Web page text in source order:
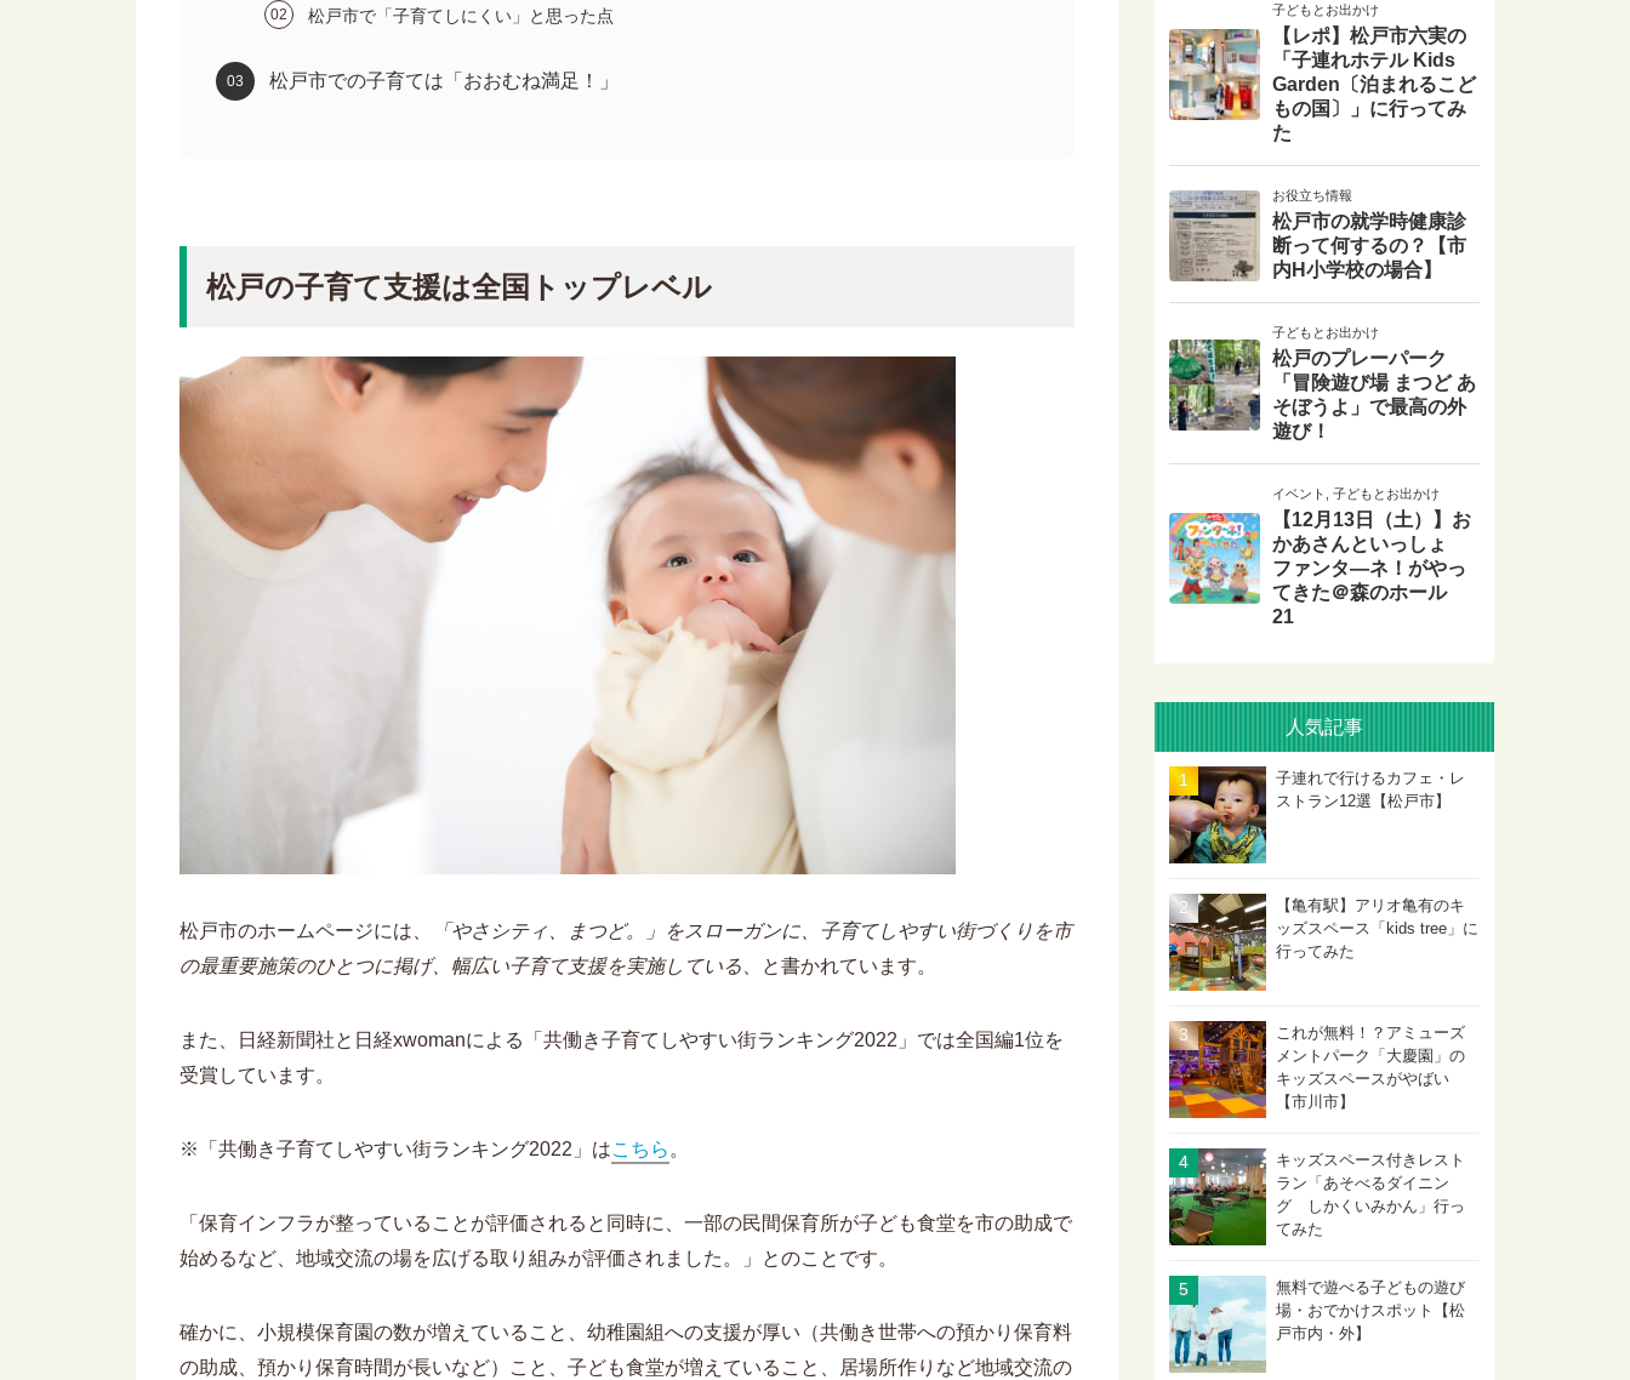
松戸市で「子育てしにくい」と思った点
松戸市での子育ては「おおむね満足！」
松戸の子育て支援は全国トップレベル
松戸市のホームページには、
「やさシティ、まつど。」をスローガンに、子育てしやすい街づくりを市
の最重要施策のひとつに掲げ、幅広い子育て支援を実施している 、と書かれています。
また、日経新聞社と日経xwomanによる「共働き子育てしやすい街ランキング2022」では全国編1位を
受賞しています。
※「共働き子育てしやすい街ランキング2022」はこちら 。
「保育インフラが整っていることが評価されると同時に、一部の民間保育所が子ども食堂を市の助成で
始めるなど、地域交流の場を広げる取り組みが評価されました。」とのことです。
確かに、小規模保育園の数が増えていること、幼稚園組への支援が厚い（共働き世帯への預かり保育料
の助成、預かり保育時間が長いなど）こと、子ども食堂が増えていること、居場所作りなど地域交流の
子どもとお出かけ
【レポ】松戸市六実の
「子連れホテル Kids
Garden〔泊まれるこど
もの国〕」に行ってみ
た
お役立ち情報
松戸市の就学時健康診
断って何するの？【市
内H小学校の場合】
子どもとお出かけ
松戸のプレーパーク
「冒険遊び場 まつど あ
そぼうよ」で最高の外
遊び！
イベント 子どもとお出かけ
【12月13日（土）】お
かあさんといっしょ
ファンタ―ネ！がやっ
てきた＠森のホール
21
人気記事
子連れで行けるカフェ・レ
ストラン12選【松戸市】
【亀有駅】アリオ亀有のキ
ッズスペース「kids tree」に
行ってみた
これが無料！？アミューズ
メントパーク「大慶園」の
キッズスペースがやばい
【市川市】
キッズスペース付きレスト
ラン「あそべるダイニン
グ しかくいみかん」行っ
てみた
無料で遊べる子どもの遊び
場・おでかけスポット【松
戸市内・外】